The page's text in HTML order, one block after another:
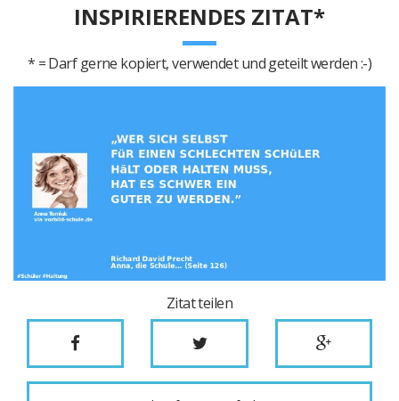
INSPIRIERENDES ZITAT*
* = Darf gerne kopiert, verwendet und geteilt werden :-)
Zitat teilen